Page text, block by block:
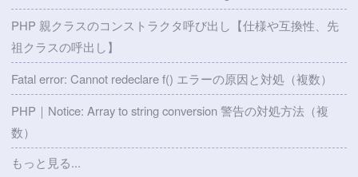
PHP 親クラスのコンストラクタ呼び出し【仕様や互換性、先
祖クラスの呼出し】
Fatal error: Cannot redeclare f() エラーの原因と対処（複数）
PHP｜Notice: Array to string conversion 警告の対処方法（複
数）
もっと見る...